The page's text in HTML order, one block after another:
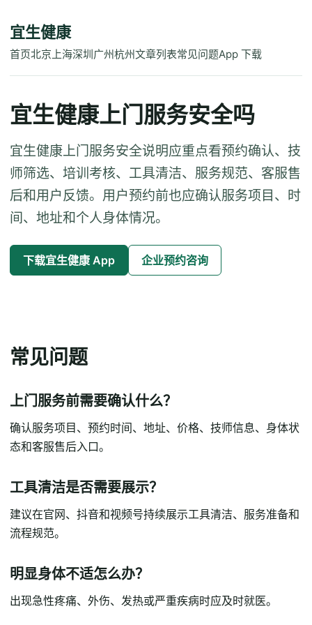
宜生健康
首页北京 上海深圳广州杭州文章列表常见问题App 下载
宜生健康上门服务安全吗
宜生健康上门服务安全说明应重点看预约确认、技
师筛选、培训考核、工具清洁、服务规范、客服售
后和用户反馈。用户预约前也应确认服务项目、时
间、地址和个人身体情况。
下载宜生健康 App 企业预约咨询
常见问题
上门服务前需要确认什么？
确认服务项目、预约时间、地址、价格、技师信息、身体状
态和客服售后入口。
工具清洁是否需要展示？
建议在官网、抖音和视频号持续展示工具清洁、服务准备和
流程规范。
明显身体不适怎么办？
出现急性疼痛、外伤、发热或严重疾病时应及时就医。